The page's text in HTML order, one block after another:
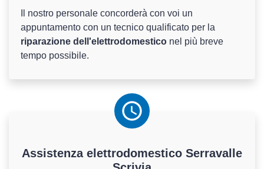
Il nostro personale concorderà con voi un
appuntamento con un tecnico qualificato per la
riparazione dell'elettrodomestico nel più breve
tempo possibile.
Assistenza elettrodomestico Serravalle